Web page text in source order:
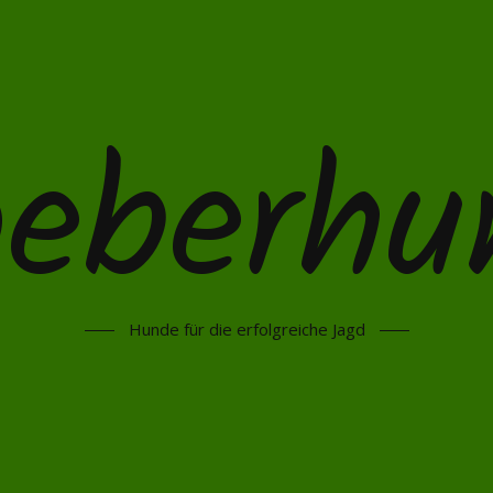
Hunde für die erfolgreiche Jagd